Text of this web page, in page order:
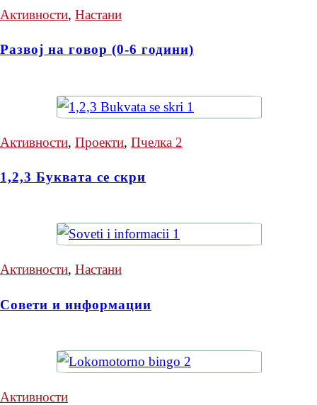
Активности, Настани
Развој на говор (0-6 години)
Активности, Проекти, Пчелка 2
1,2,3 Буквата се скри
Активности, Настани
Совети и информации
Активности